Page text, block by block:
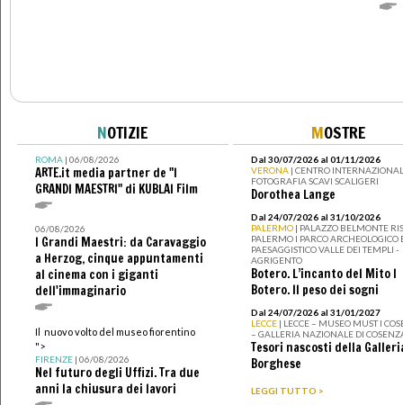
NOTIZIE
ROMA| 06/08/2026
ARTE.it media partner de "I
GRANDI MAESTRI" di KUBLAI Film
06/08/2026
I Grandi Maestri: da Caravaggio
a Herzog, cinque appuntamenti
al cinema con i giganti
dell'immaginario
Il nuovo volto del museo fiorentino
">
FIRENZE| 06/08/2026
Nel futuro degli Uffizi. Tra due
anni la chiusura dei lavori
MOSTRE
Dal 30/07/2026 al 01/11/2026
VERONA | CENTRO
FOTOGRAFIA SCAVI SCALIGERI
Dorothea Lange
Dal 24/07/2026 al 31/10/2026
PALERMO | PALAZZO BELMONTE
PALERMO I PARCO ARCHEOLOGICO
PAESAGGISTICO VALLE DEI TEMPLI -
AGRIGENTO
Botero. L’incanto del Mito I
Botero. Il peso dei sogni
Dal 24/07/2026 al 31/01/2027
LECCE | LECCE – MUSEO MUST I
– GALLERIA NAZIONALE DI
Tesori nascosti della
Borghese
LEGGI TUTTO >